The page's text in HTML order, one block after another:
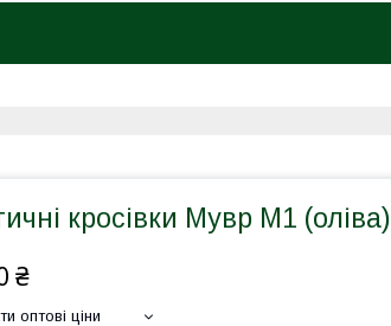
кросівки Мувр М1 (оліва)
₴
оптові ціни